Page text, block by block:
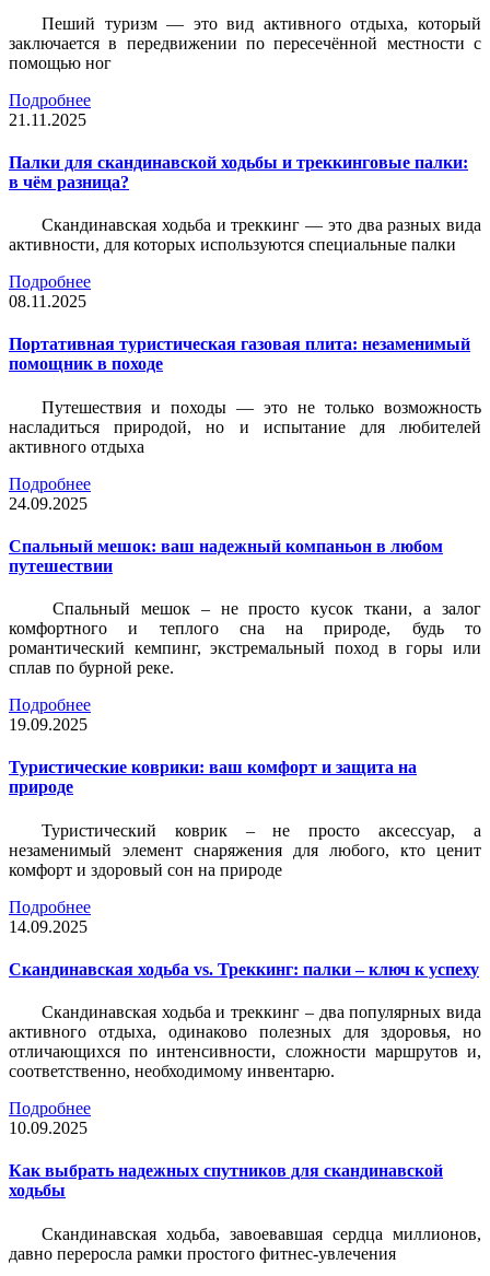
Пеший туризм — это вид активного отдыха, который
заключается в передвижении по пересечённой местности с
помощью ног
Подробнее
21.11.2025
Палки для скандинавской ходьбы и треккинговые палки:
в чём разница?
Скандинавская ходьба и треккинг — это два разных вида
активности, для которых используются специальные палки
Подробнее
08.11.2025
Портативная туристическая газовая плита: незаменимый
помощник в походе
Путешествия и походы — это не только возможность
насладиться природой, но и испытание для любителей
активного отдыха
Подробнее
24.09.2025
Спальный мешок: ваш надежный компаньон в любом
путешествии
Спальный мешок – не просто кусок ткани, а залог
комфортного и теплого сна на природе, будь то
романтический кемпинг, экстремальный поход в горы или
сплав по бурной реке.
Подробнее
19.09.2025
Туристические коврики: ваш комфорт и защита на
природе
Туристический коврик – не просто аксессуар, а
незаменимый элемент снаряжения для любого, кто ценит
комфорт и здоровый сон на природе
Подробнее
14.09.2025
Скандинавская ходьба vs. Треккинг: палки – ключ к успеху
Скандинавская ходьба и треккинг – два популярных вида
активного отдыха, одинаково полезных для здоровья, но
отличающихся по интенсивности, сложности маршрутов и,
соответственно, необходимому инвентарю.
Подробнее
10.09.2025
Как выбрать надежных спутников для скандинавской
ходьбы
Скандинавская ходьба, завоевавшая сердца миллионов,
давно переросла рамки простого фитнес-увлечения